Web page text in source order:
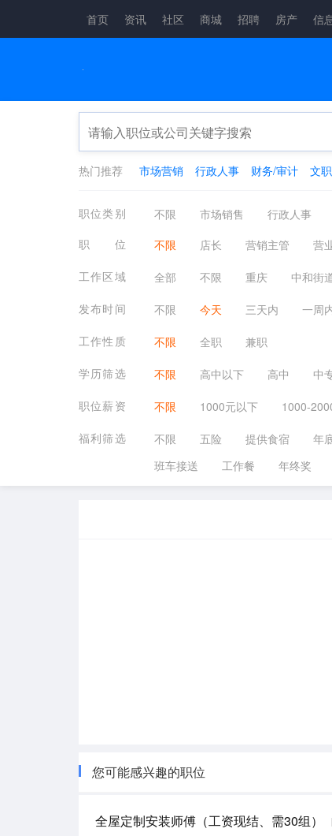
首页 资讯 社区 商城 招聘 房产 信
热门推荐 市场营销 行政人事 财务/审计 文
职位类别 不限 市场销售 行政人事
生产制造
餐饮/休闲/娱乐/旅游
职位
不限 店长 营销主管 营
工作区域
全部 不限 重庆 中和街
发布时间
不限 今天 三天内 一周
工作性质
不限 全职
兼职
学历筛选
不限 高中以下 高中 中
职位薪资
不限 1000元以下 1000-
福利筛选
不限 五险 提供食宿 年
班车接送
工作餐 年终奖
您可能感兴趣的职位
全屋定制安装师傅（工资现结、需30组）